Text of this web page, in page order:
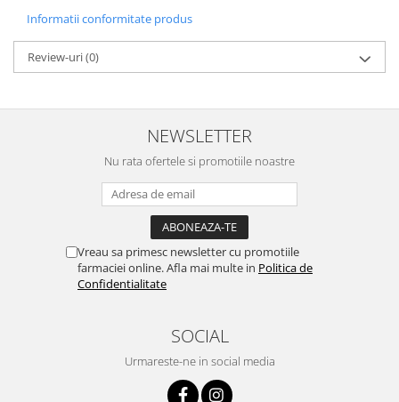
Informatii conformitate produs
Review-uri(0)
NEWSLETTER
Nu rata ofertele si promotiile noastre
Vreau sa primesc newsletter cu promotiile
farmaciei online. Afla mai multe in Politica de
Confidentialitate
SOCIAL
Urmareste-ne in social media